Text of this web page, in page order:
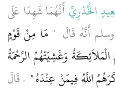
الْخُدْرِيِّ أَنَّهُمَا شَهِدَا عَلَى
أَنَّهُ قَالَ "‏ مَا مِنْ قَوْمٍ
وَغَشِيَتْهُمُ الرَّحْمَةُ
اللَّهُ فِيمَنْ عِنْدَهُ ‏" ‏ ‏.‏ قَالَ